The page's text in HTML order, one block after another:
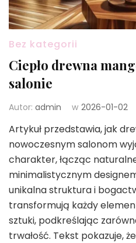
Bez kategorii
Ciepło drewna
salonie
Autor: admin w 2026-01-02
Artykuł przedstawia, jak
nowoczesnym salonom
charakter, łącząc
minimalistycznym
unikalna struktura i
transformują każdy
sztuki, podkreślając
trwałość. Tekst pokazuje,